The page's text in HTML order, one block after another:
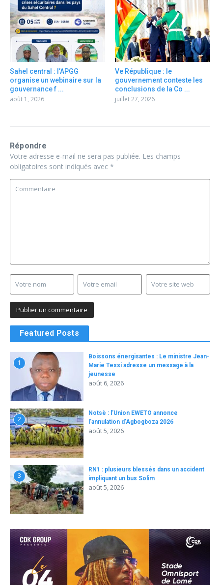
Sahel central : l’APGG
organise un webinaire sur la
gouvernance f ...
août 1, 2026
Ve République : le
gouvernement conteste les
conclusions de la Co ...
juillet 27, 2026
Répondre
Votre adresse e-mail ne sera pas publiée. Les champs
obligatoires sont indiqués avec *
Featured Posts
1
Boissons énergisantes : Le ministre Jean-
Marie Tessi adresse un message à la
jeunesse
août 6, 2026
2
Notsè : l’Union EWETO annonce
l’annulation d’Agbogboza 2026
août 5, 2026
3
RN1 : plusieurs blessés dans un accident
impliquant un bus Solim
août 5, 2026